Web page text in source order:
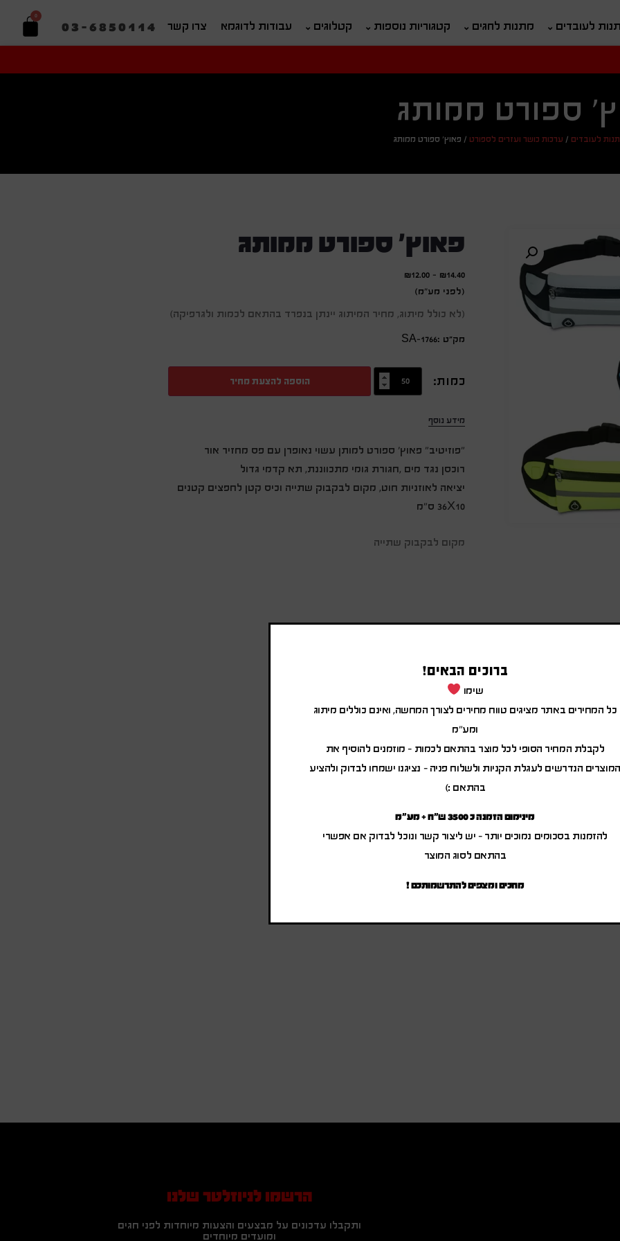
לעובדים מתנות לחגים קטגוריות נוספות קטלוגים עבודות לדוגמא צרו קשר 03-6850114
0
ספורט ממותג
לעובדים / ערכות כושר ועזרים לספורט / פאוץ' ספורט ממותג
פאוץ' ספורט ממותג
₪14.40
-
₪12.00
(לפני מע"מ)
(לא כולל מיתוג, מחיר המיתוג יינתן בנפרד בהתאם לכמות ולגרפיקה)
מק״ט :SA-1766
כמות: הוספה להצעת מחיר
מידע נוסף
"פוזיטיב" פאוץ' ספורט למותן עשוי נאופרן עם פס מחזיר אור
רוכסן נגד מים ,חגורת גומי מתכווננת, תא קדמי גדול
יציאה לאוזניות חוט, מקום לבקבוק שתייה וכיס קטן לחפצים קטנים
36X10 ס"מ
מקום לבקבוק שתייה
הרשמו לניוזלטר שלנו
ותקבלו עדכונים על מבצעים והצעות מיוחדות לפני חגים
ומועדים מיוחדים
ברוכים הבאים!
שימו
כל המחירים באתר מציגים טווח מחירים לצורך המחשה, ואינם כוללים מיתוג
ומע"מ
לקבלת המחיר הסופי לכל מוצר בהתאם לכמות – מוזמנים להוסיף את
המוצרים הנדרשים לעגלת הקניות ולשלוח פניה – נציגנו ישמחו לבדוק ולהציע
בהתאם :)
מינימום הזמנה כ 3500 ש"ח + מע"מ
להזמנות בסכומים נמוכים יותר – יש ליצור קשר ונוכל לבדוק אם אפשרי
בהתאם לסוג המוצר
מחכים ומצפים להתרשמותכם !